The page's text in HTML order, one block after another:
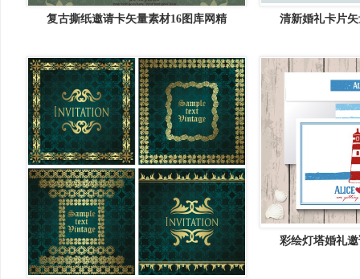
复古撕纸邀请卡矢量素材16图库网精 清新婚礼卡片
彩绘灯塔婚礼